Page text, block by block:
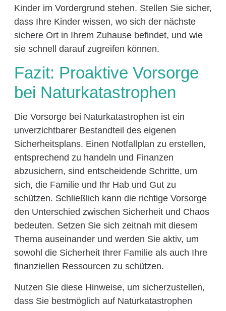
Kinder im Vordergrund stehen. Stellen Sie sicher,
dass Ihre Kinder wissen, wo sich der nächste
sichere Ort in Ihrem Zuhause befindet, und wie
sie schnell darauf zugreifen können.
Fazit: Proaktive Vorsorge
bei Naturkatastrophen
Die Vorsorge bei Naturkatastrophen ist ein
unverzichtbarer Bestandteil des eigenen
Sicherheitsplans. Einen Notfallplan zu erstellen,
entsprechend zu handeln und Finanzen
abzusichern, sind entscheidende Schritte, um
sich, die Familie und Ihr Hab und Gut zu
schützen. Schließlich kann die richtige Vorsorge
den Unterschied zwischen Sicherheit und Chaos
bedeuten. Setzen Sie sich zeitnah mit diesem
Thema auseinander und werden Sie aktiv, um
sowohl die Sicherheit Ihrer Familie als auch Ihre
finanziellen Ressourcen zu schützen.
Nutzen Sie diese Hinweise, um sicherzustellen,
dass Sie bestmöglich auf Naturkatastrophen